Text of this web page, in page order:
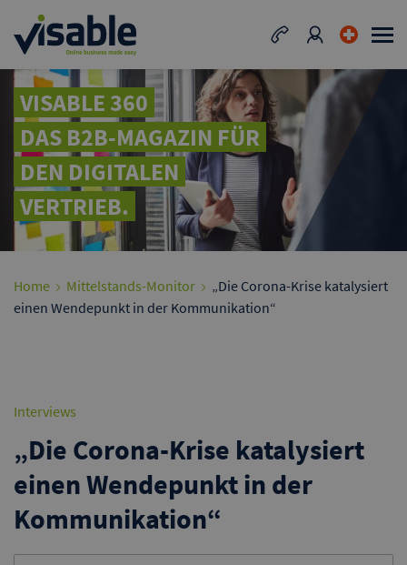
VISABLE 360
DAS B2B-MAGAZIN FÜR
DEN DIGITALEN
VERTRIEB.
Home Mittelstands-Monitor
„Die Corona-Krise katalysiert
einen Wendepunkt in der Kommunikation“
Interviews
„Die Corona-Krise katalysiert
einen Wendepunkt in der
Kommunikation“